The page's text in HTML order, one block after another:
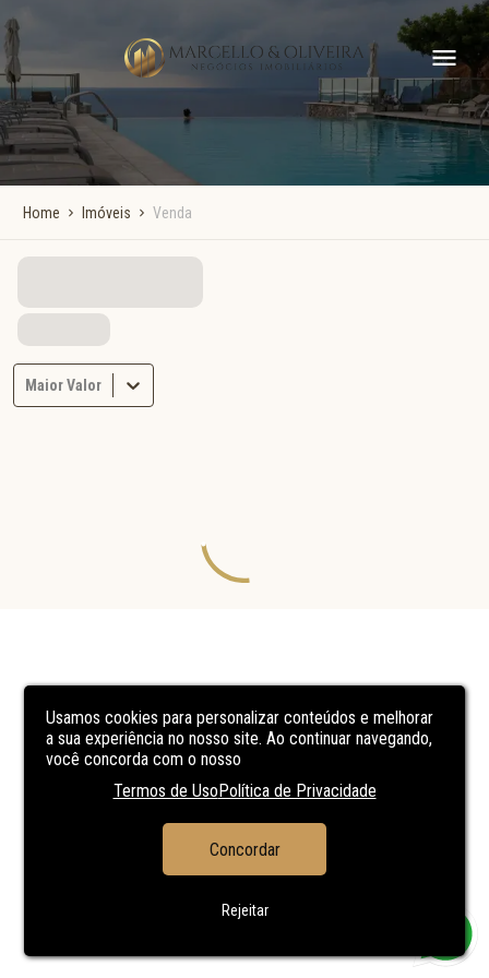
Usamos cookies para personalizar conteúdos e melhorar
a sua experiência no nosso site. Ao continuar navegando,
você concorda com o nosso
Termos de UsoPolítica de Privacidade
Concordar
Rejeitar
Home Imóveis Venda
Maior Valor